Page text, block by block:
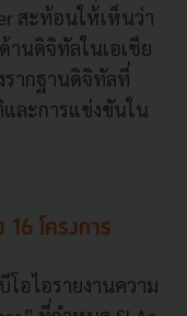
สะท้อนให้เห็นว่า
านดิจิทัลในเอเชีย
รากฐานดิจิทัลที่
ละการแข่งขันใน
โครงการ
อไอรายงานความ